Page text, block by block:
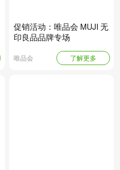
促销活动：唯品会 MUJI 无
印良品品牌专场
唯品会 了解更多